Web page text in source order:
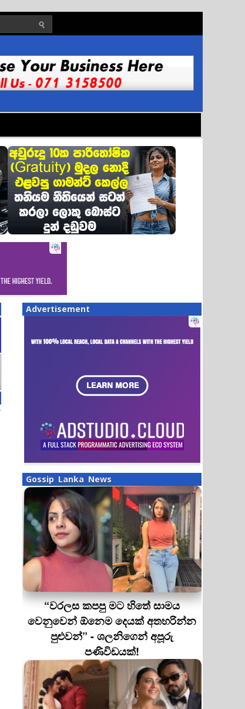
Advertisement
Gossip Lanka News
“වරලස කපපු මට හිතේ සාමය
වෙනුවෙන් ඕනෙම දෙයක් අතහරින්න
පුළුවන්” - ශලනිගෙන් අපූරු
පණිවිඩයක්!